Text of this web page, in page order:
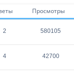
Просмотры
2 580105
4 42700